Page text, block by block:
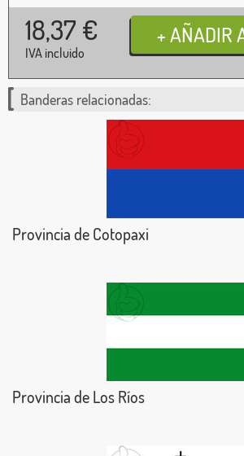
18,37 €
IVA incluido
Banderas relacionadas:
Provincia de Cotopaxi
Provincia de Los Ríos